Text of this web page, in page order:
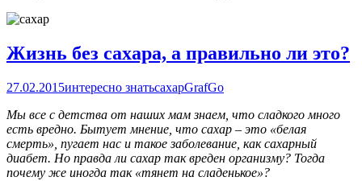
Жизнь без сахара, а правильно ли это?
27.02.2015интересно знатьсахарGrafGo
Мы все с детства от наших мам знаем, что сладкого много
есть вредно. Бытует мнение, что сахар – это «белая
смерть», пугает нас и такое заболевание, как сахарный
диабет. Но правда ли сахар так вреден организму? Тогда
почему же иногда так «тянет на сладенькое»?